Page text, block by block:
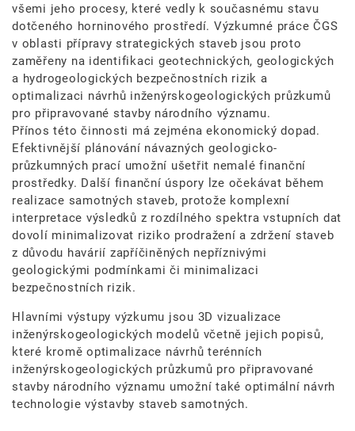
všemi jeho procesy, které vedly k současnému stavu
dotčeného horninového prostředí. Výzkumné práce ČGS
v oblasti přípravy strategických staveb jsou proto
zaměřeny na identifikaci geotechnických, geologických
a hydrogeologických bezpečnostních rizik a
optimalizaci návrhů inženýrskogeologických průzkumů
pro připravované stavby národního významu.
Přínos této činnosti má zejména ekonomický dopad.
Efektivnější plánování návazných geologicko-
průzkumných prací umožní ušetřit nemalé finanční
prostředky. Další finanční úspory lze očekávat během
realizace samotných staveb, protože komplexní
interpretace výsledků z rozdílného spektra vstupních dat
dovolí minimalizovat riziko prodražení a zdržení staveb
z důvodu havárií zapříčiněných nepříznivými
geologickými podmínkami či minimalizaci
bezpečnostních rizik.
Hlavními výstupy výzkumu jsou 3D vizualizace
inženýrskogeologických modelů včetně jejich popisů,
které kromě optimalizace návrhů terénních
inženýrskogeologických průzkumů pro připravované
stavby národního významu umožní také optimální návrh
technologie výstavby staveb samotných.